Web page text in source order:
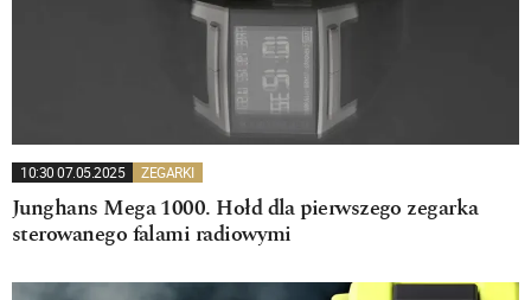
10:30 07.05.2025 ZEGARKI
Junghans Mega 1000. Hołd dla pierwszego zegarka
sterowanego falami radiowymi